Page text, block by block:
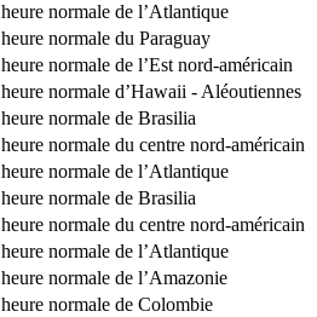
heure normale de l’Atlantique
heure normale du Paraguay
heure normale de l’Est nord-américain
heure normale d’Hawaii - Aléoutiennes
heure normale de Brasilia
heure normale du centre nord-américain
heure normale de l’Atlantique
heure normale de Brasilia
heure normale du centre nord-américain
heure normale de l’Atlantique
heure normale de l’Amazonie
heure normale de Colombie